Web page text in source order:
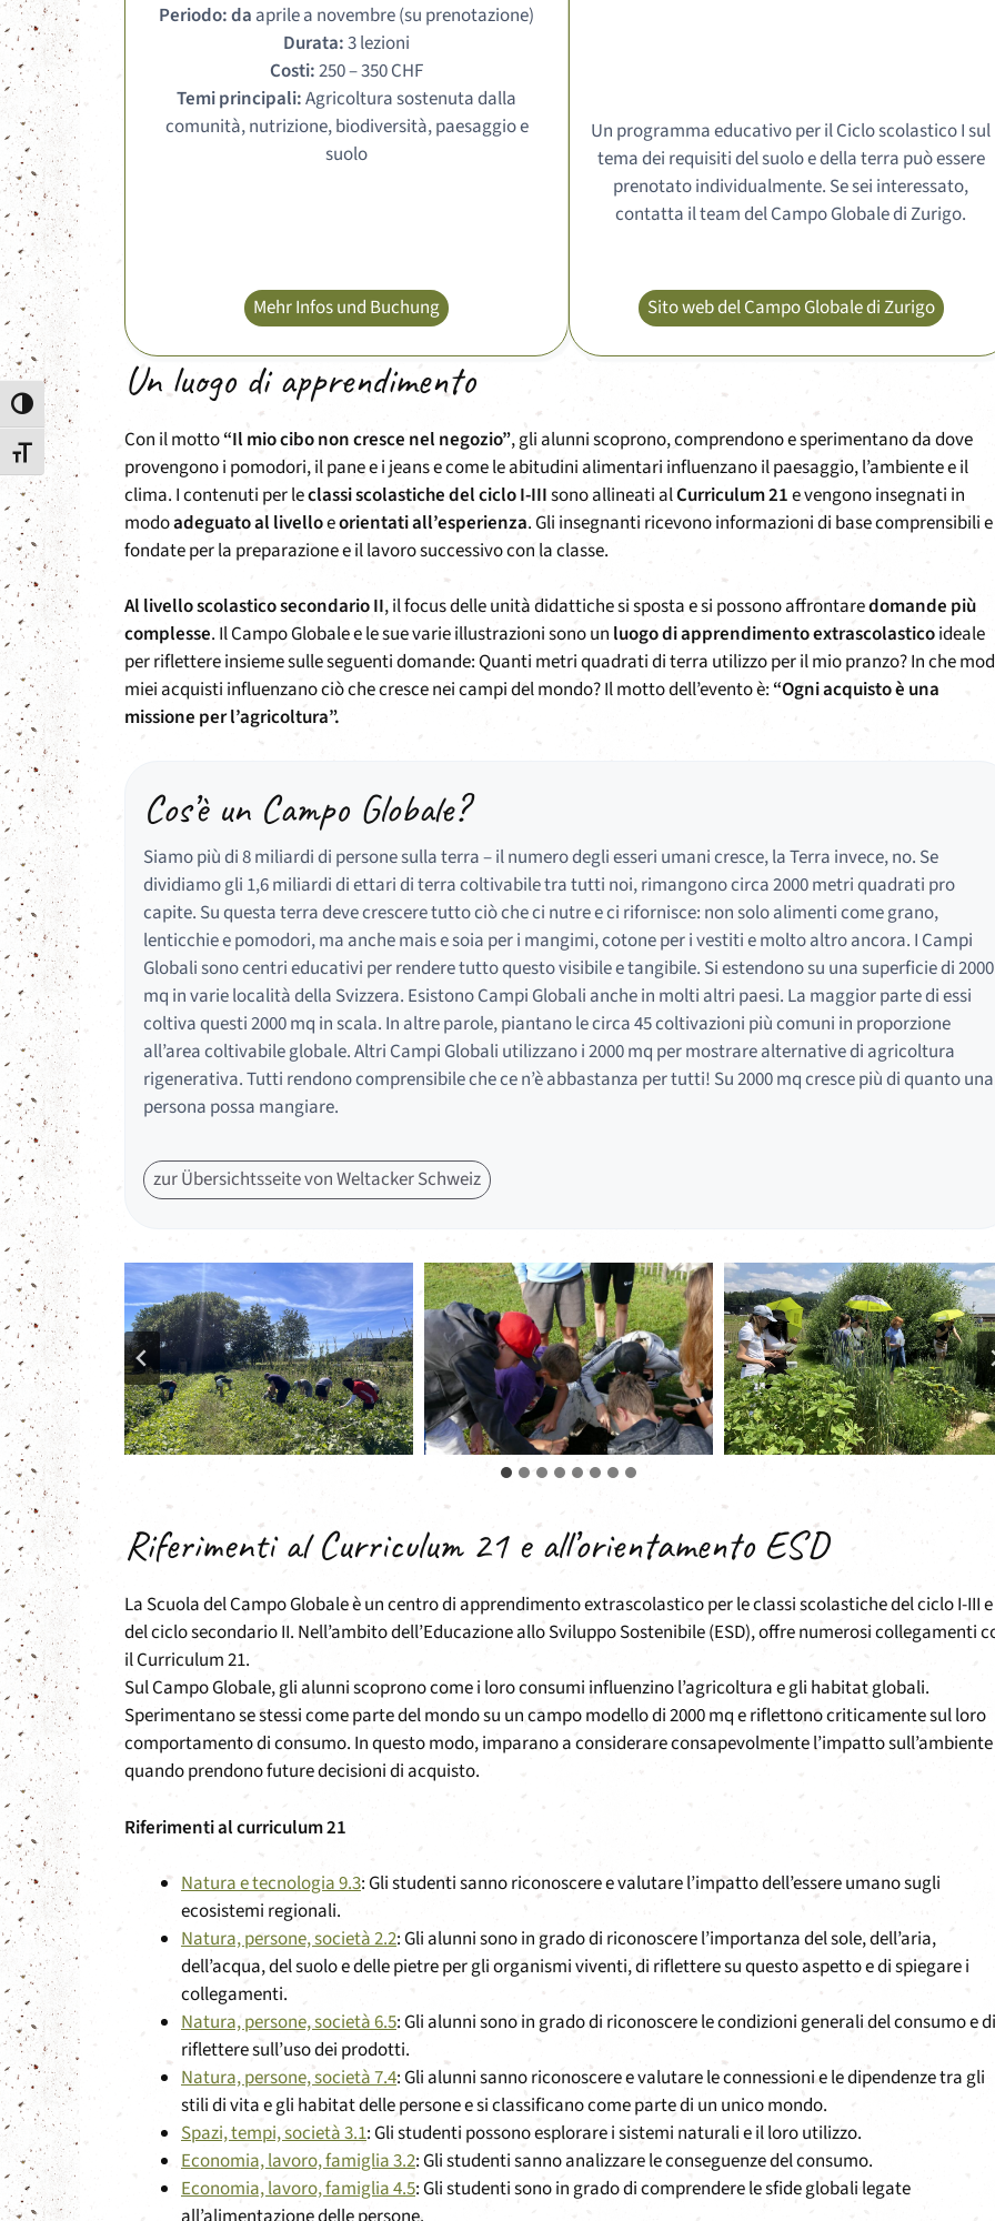
Attiva/disattiva alto contrasto
Attiva/disattiva dimensione testo
Periodo: da aprile a novembre (su prenotazione)
Durata:3 lezioni
Costi:250 – 350 CHF
Temi principali:Agricoltura sostenuta dalla
comunità, nutrizione, biodiversità, paesaggio e
suolo
Mehr Infos und Buchung
Un programma educativo per il Ciclo scolastico I sul
tema dei requisiti del suolo e della terra può essere
prenotato individualmente. Se sei interessato,
contatta il team del Campo Globale di Zurigo.
Sito web del Campo Globale di Zurigo
Un luogo di apprendimento
Con il motto“Il mio cibo non cresce nel negozio”, gli alunni scoprono, comprendono e sperimentano da dove
provengono i pomodori, il pane e i jeans e come le abitudini alimentari influenzano il paesaggio, l’ambiente e il
clima. I contenuti per leclassi scolastiche del ciclo I-IIIsono allineati alCurriculum 21e vengono insegnati in
modoadeguato al livelloeorientati all’esperienza. Gli insegnanti ricevono informazioni di base comprensibili e
fondate per la preparazione e il lavoro successivo con la classe.
Al livello scolastico secondario II, il focus delle unità didattiche si sposta e si possono affrontaredomande più
complesse. Il Campo Globale e le sue varie illustrazioni sono un luogo di apprendimento extrascolasticoideale
per riflettere insieme sulle seguenti domande: Quanti metri quadrati di terra utilizzo per il mio pranzo? In che
miei acquisti influenzano ciò che cresce nei campi del mondo? Il motto dell’evento è: “Ogni acquisto è una
missione per l’agricoltura”.
Cos’è un Campo Globale?
Siamo più di 8 miliardi di persone sulla terra – il numero degli esseri umani cresce, la Terra invece, no. Se
dividiamo gli 1,6 miliardi di ettari di terra coltivabile tra tutti noi, rimangono circa 2000 metri quadrati pro
capite. Su questa terra deve crescere tutto ciò che ci nutre e ci rifornisce: non solo alimenti come grano,
lenticchie e pomodori, ma anche mais e soia per i mangimi, cotone per i vestiti e molto altro ancora. I Campi
Globali sono centri educativi per rendere tutto questo visibile e tangibile. Si estendono su una superficie di 2000
mq in varie località della Svizzera. Esistono Campi Globali anche in molti altri paesi. La maggior parte di essi
coltiva questi 2000 mq in scala. In altre parole, piantano le circa 45 coltivazioni più comuni in proporzione
all’area coltivabile globale. Altri Campi Globali utilizzano i 2000 mq per mostrare alternative di agricoltura
rigenerativa. Tutti rendono comprensibile che ce n’è abbastanza per tutti! Su 2000 mq cresce più di quanto una
persona possa mangiare.
zur Übersichtsseite von Weltacker Schweiz
Riferimenti al Curriculum 21 e all’orientamento ESD
La Scuola del Campo Globale è un centro di apprendimento extrascolastico per le classi scolastiche del ciclo I-III e
del ciclo secondario II. Nell’ambito dell’Educazione allo Sviluppo Sostenibile (ESD), offre numerosi collegamenti
il Curriculum 21.
Sul Campo Globale, gli alunni scoprono come i loro consumi influenzino l’agricoltura e gli habitat globali.
Sperimentano se stessi come parte del mondo su un campo modello di 2000 mq e riflettono criticamente sul loro
comportamento di consumo. In questo modo, imparano a considerare consapevolmente l’impatto sull’ambiente
quando prendono future decisioni di acquisto.
Riferimenti al curriculum 21
Natura e tecnologia 9.3: Gli studenti sanno riconoscere e valutare l’impatto dell’essere umano sugli
ecosistemi regionali.
Natura, persone, società 2.2: Gli alunni sono in grado di riconoscere l’importanza del sole, dell’aria,
dell’acqua, del suolo e delle pietre per gli organismi viventi, di riflettere su questo aspetto e di spiegare i
collegamenti.
Natura, persone, società 6.5: Gli alunni sono in grado di riconoscere le condizioni generali del consumo e di
riflettere sull’uso dei prodotti.
Natura, persone, società 7.4: Gli alunni sanno riconoscere e valutare le connessioni e le dipendenze tra gli
stili di vita e gli habitat delle persone e si classificano come parte di un unico mondo.
Spazi, tempi, società 3.1: Gli studenti possono esplorare i sistemi naturali e il loro utilizzo.
Economia, lavoro, famiglia 3.2: Gli studenti sanno analizzare le conseguenze del consumo.
Economia, lavoro, famiglia 4.5: Gli studenti sono in grado di comprendere le sfide globali legate